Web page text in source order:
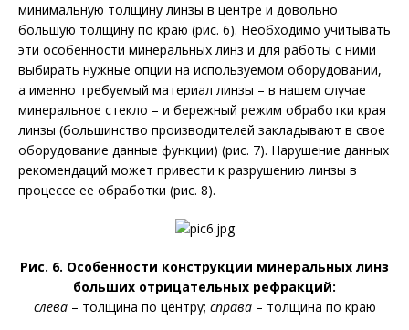
минимальную толщину линзы в центре и довольно
большую толщину по краю (рис. 6). Необходимо учитывать
эти особенности минеральных линз и для работы с ними
выбирать нужные опции на используемом оборудовании,
а именно требуемый материал линзы – в нашем случае
минеральное стекло – и бережный режим обработки края
линзы (большинство производителей закладывают в свое
оборудование данные функции) (рис. 7). Нарушение данных
рекомендаций может привести к разрушению линзы в
процессе ее обработки (рис. 8).
Рис. 6. Особенности конструкции минеральных линз
больших отрицательных рефракций:
слева – толщина по центру; справа – толщина по краю